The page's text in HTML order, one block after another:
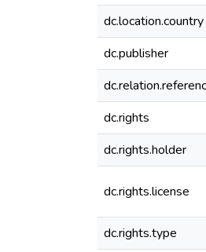
dc.location.country
dc.publisher
dc.rights
dc.rights.holder
dc.rights.license
dc.rights.type